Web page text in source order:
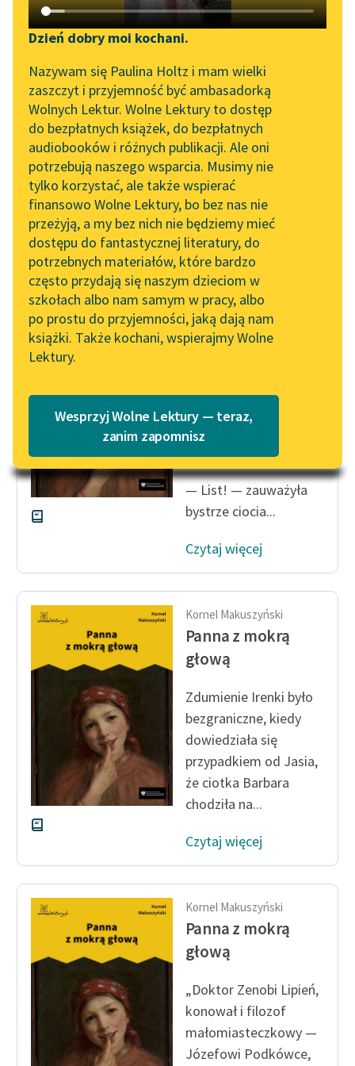
Katalog DAISY
Podkasty o książkach
Zgłoś brak utworu
Aktualności
Zapraszamy na spotkanie
online z tłumaczkami
literatury skandynawskiej
Spotkanie z Katarzyną
Tunkiel w Oslo
Wolne Lektury na 32.
Pol’and’Rock Festivalu
„Kochanek Lady
Chatterley” do słuchania
na Wolnych Lekturach
Nowy audiobook –
„Marzenie o Oriencie”
Lektury szkolne i klasyka
literatury do słuchania dla
uczennic i uczniów z
słuchania dla uczennic i
uczniów z
niepełnosprawnościami
Feministyczne inspiracje.
Popularyzacja
skandynawskiej literatury
feministycznej
Ręce pełne poezji
Kolekcje edukacyjne
twórców przechodzących
do domeny publicznej,
Starego Testamentu
Odkurzamy bohaterów
Szkoła Poezji Wolnych
Narzędzia
Mapa Wolnych Lektur
Leśmianator
Przewodnik dla piszących i
czytających
API
OAI-PMH
Widget Wolnych Lektur
Przypisy
Katalog w formacie PDF
Kontakt
Dzień dobry moi kochani.
Nazywam się Paulina Holtz i mam wielki
zaszczyt i przyjemność być ambasadorką
Wolnych Lektur. Wolne Lektury to dostęp
do bezpłatnych książek, do bezpłatnych
audiobooków i różnych publikacji. Ale oni
potrzebują naszego wsparcia. Musimy nie
tylko korzystać, ale także wspierać
finansowo Wolne Lektury, bo bez nas nie
przeżyją, a my bez nich nie będziemy mieć
dostępu do fantastycznej literatury, do
potrzebnych materiałów, które bardzo
często przydają się naszym dzieciom w
szkołach albo nam samym w pracy, albo
po prostu do przyjemności, jaką dają nam
książki. Także kochani, wspierajmy Wolne
Lektury.
Wesprzyj Wolne Lektury — teraz,
zanim zapomnisz
Kornel Makuszyński
głową
— Moje dziecko —
rzekła cicho, pokazując
jej list. — Nie trzeba,
aby ojczulek wiedział o
tym, bo...
Czytaj więcej
Kornel Makuszyński
Panna z mokrą
głową
zniszczoną gazetę, a z
niej wielką, białą
kopertę.
— List! — zauważyła
bystrze ciocia...
Czytaj więcej
Kornel Makuszyński
Panna z mokrą
głową
Zdumienie Irenki było
bezgraniczne, kiedy
dowiedziała się
przypadkiem od Jasia,
że ciotka Barbara
chodziła na...
Czytaj więcej
Kornel Makuszyński
Panna z mokrą
głową
„Doktor Zenobi Lipień,
konował i filozof
małomiasteczkowy —
Józefowi Podkówce,